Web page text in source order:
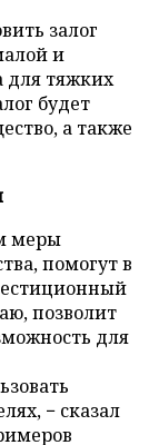
залог
и
для тяжких
будет
а также
меры
помогут в
позволит
для
− сказал